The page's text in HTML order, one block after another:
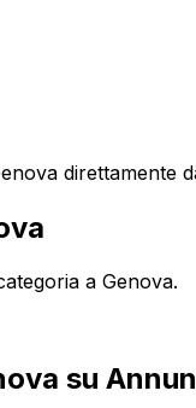
direttamente
a Genova.
su